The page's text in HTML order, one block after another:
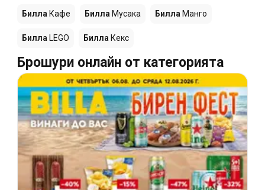
Билла Кафе Билла Мусака Билла Манго
Билла LEGO Билла Кекс
Брошури онлайн от категорията